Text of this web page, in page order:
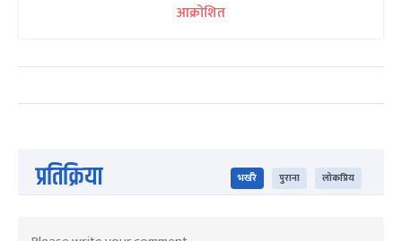
आक्रोशित
प्रतिक्रिया भर्खरै पुराना लोकप्रिय